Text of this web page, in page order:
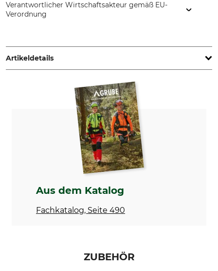
Verantwortlicher Wirtschaftsakteur gemäß EU-
Verordnung
Netherlands, www.hozelock.de
Artikeldetails
Max. Arbeitsdruck
5 bar
Modellbezeichnung
Vermorel 2000 Pro Comfort
Tankinhalt
16 l
Aus dem Katalog
Fachkatalog, Seite 490
ZUBEHÖR